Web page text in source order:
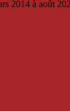
2014 à août